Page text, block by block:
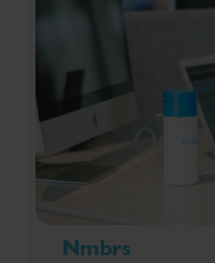
Nmbrs